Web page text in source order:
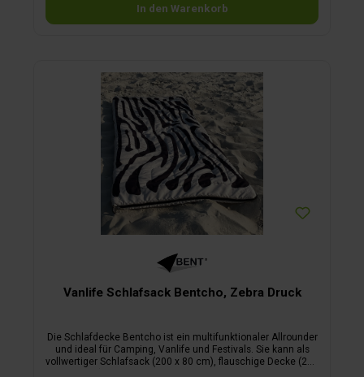
In den Warenkorb
Vanlife Schlafsack Bentcho, Zebra Druck
Die Schlafdecke Bentcho ist ein multifunktionaler Allrounder
und ideal für Camping, Vanlife und Festivals. Sie kann als
vollwertiger Schlafsack (200 x 80 cm), flauschige Decke (200